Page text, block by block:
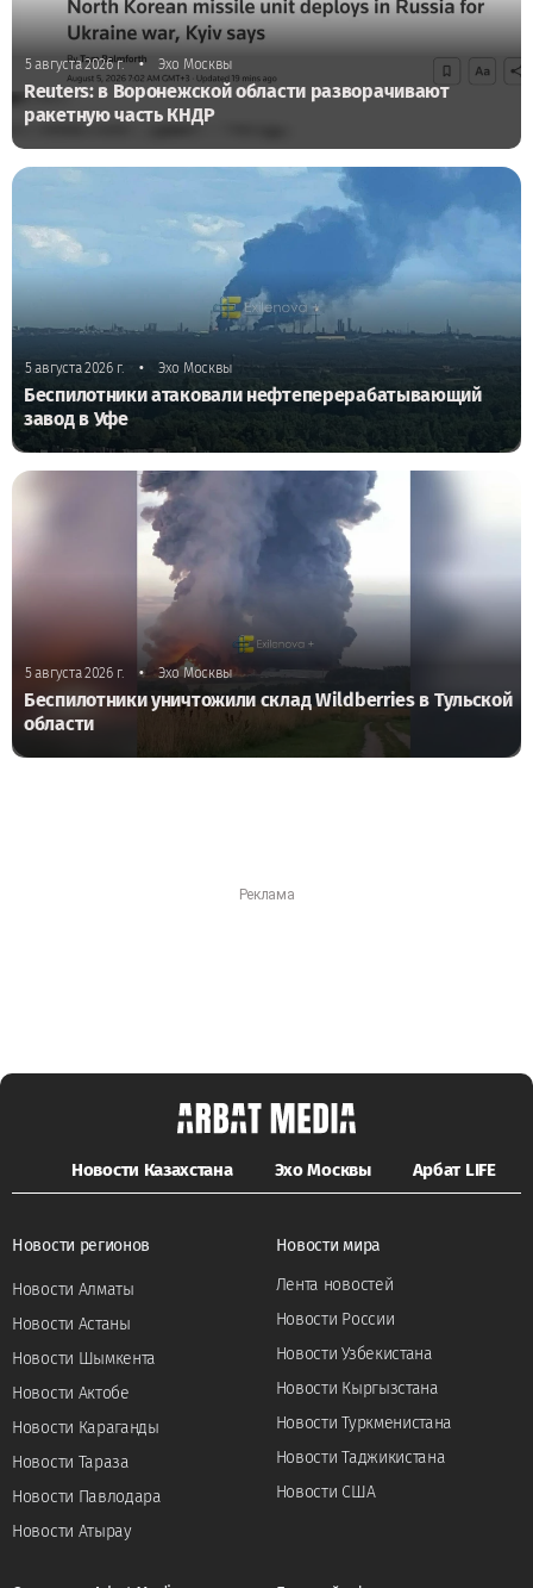
5 августа 2026 г. • Эхо Москвы
Reuters: в Воронежской области разворачивают
ракетную часть КНДР
5 августа 2026 г. • Эхо Москвы
Беспилотники атаковали нефтеперерабатывающий
завод в Уфе
5 августа 2026 г. • Эхо Москвы
Беспилотники уничтожили склад Wildberries в Тульской
области
Новости Казахстана Эхо Москвы Арбат LIFE
Новости регионов
Новости Алматы
Новости Астаны
Новости Шымкента
Новости Актобе
Новости Караганды
Новости Тараза
Новости Павлодара
Новости Атырау
Новости мира
Лента новостей
Новости России
Новости Узбекистана
Новости Кыргызстана
Новости Туркменистана
Новости Таджикистана
Новости США